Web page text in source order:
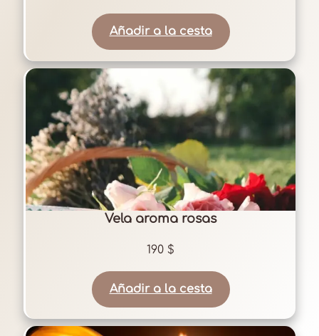
Añadir a la cesta
Vela aroma rosas
190 $
Añadir a la cesta